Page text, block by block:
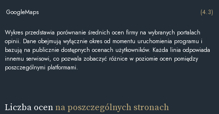
GoogleMaps (4.3)
Wykres przedstawia porównanie średnich ocen firmy na wybranych portalach
opinii. Dane obejmują wyłącznie okres od momentu uruchomienia programu i
bazują na publicznie dostępnych ocenach użytkowników. Każda linia odpowiada
innemu serwisowi, co pozwala zobaczyć różnice w poziomie ocen pomiędzy
poszczególnymi platformami.
Liczba ocenna poszczególnych stronach